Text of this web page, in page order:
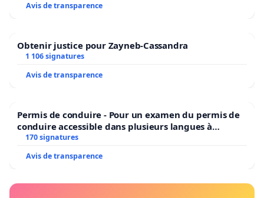
Avis de transparence
Obtenir justice pour Zayneb-Cassandra
1 106 signatures
Avis de transparence
Permis de conduire - Pour un examen du permis de
conduire accessible dans plusieurs langues à
Bruxelles
170 signatures
Avis de transparence